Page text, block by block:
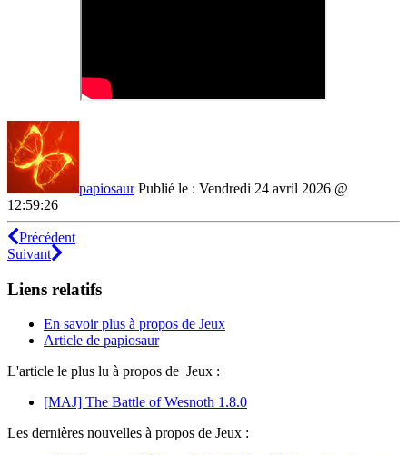
papiosaurPublié le : Vendredi 24 avril 2026 @
12:59:26
Précédent
Suivant
Liens relatifs
En savoir plus à propos de Jeux
Article de papiosaur
L'article le plus lu à propos de Jeux :
[MAJ] The Battle of Wesnoth 1.8.0
Les dernières nouvelles à propos de Jeux :